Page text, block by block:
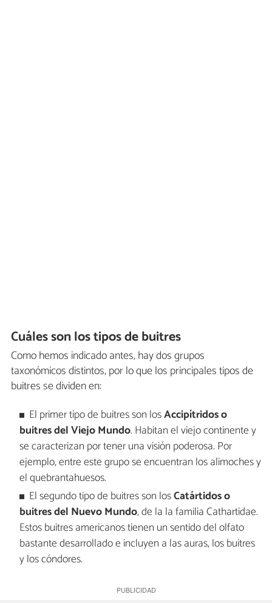
Cuáles son los tipos de buitres
Como hemos indicado antes, hay dos grupos
taxonómicos distintos, por lo que los principales tipos de
buitres se dividen en:
El primer tipo de buitres son losAccipítridos o
buitres del Viejo Mundo. Habitan el viejo continente y
se caracterizan por tener una visión poderosa. Por
ejemplo, entre este grupo se encuentran los alimoches y
el quebrantahuesos.
El segundo tipo de buitres son losCatártidos o
buitres del Nuevo Mundo, de la la familia Cathartidae.
Estos buitres americanos tienen un sentido del olfato
bastante desarrollado e incluyen a las auras, los buitres
y los cóndores.